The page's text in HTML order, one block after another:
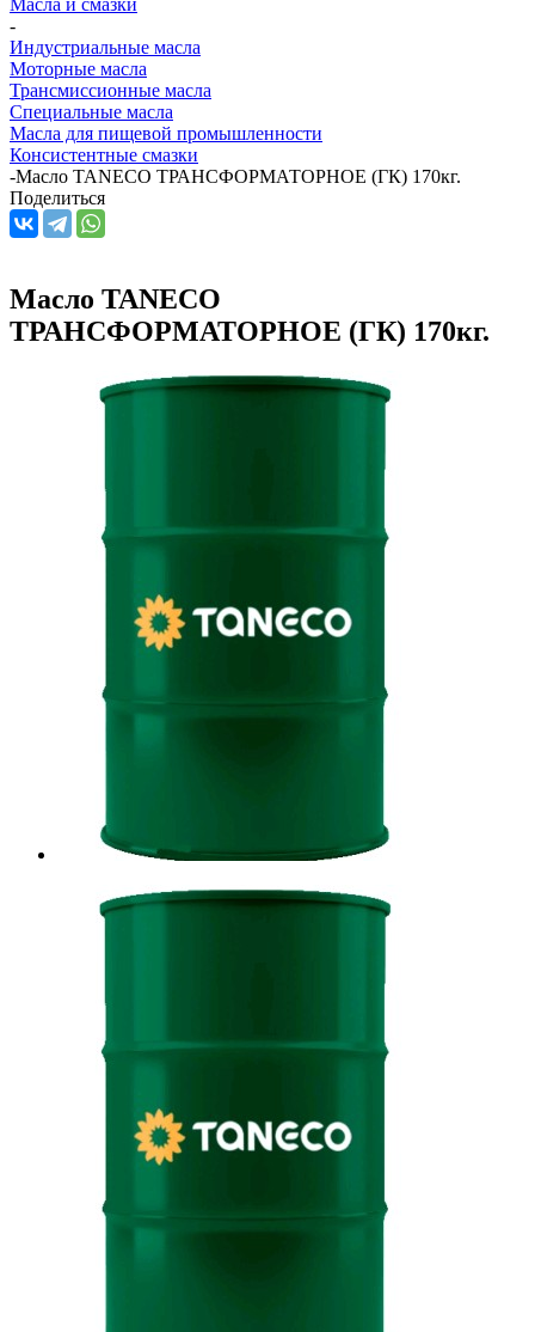
-
Индустриальные масла
Моторные масла
Трансмиссионные масла
Специальные масла
Масла для пищевой промышленности
Консистентные смазки
-Масло TANECO ТРАНСФОРМАТОРНОЕ (ГК) 170кг.
Поделиться
Масло TANECO
ТРАНСФОРМАТОРНОЕ (ГК) 170кг.